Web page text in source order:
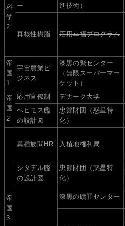
科
学
2
ー
進技術）
真核性樹脂 応用幸福プログラム
帝
国
1
宇宙農業ビ
ジネス
漆黒の鷲センター
（無限スーパーマー
ケット）
帝
国
2
応用官僚制 デナーク大学
ベヒモス艦
の設計図
忠節財団（惑星特
化）
帝
国
3
異種族間HR 入植地権利局
シタデル艦
の設計図
忠節財団（惑星特
化）
漆黒の贖罪センター